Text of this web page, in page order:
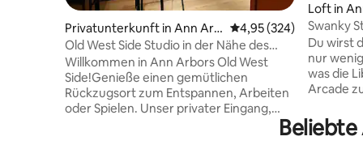
Privatunterkunft in Ann Arb
or
Durchschnittliche
4,95 (324)
Old West Side Studio in der Nähe des
Michigan Stadiums
Willkommen in Ann Arbors Old West
Side!Genieße einen gemütlichen
Rückzugsort zum Entspannen, Arbeiten
oder Spielen. Unser privater Eingang,
Loft in
Swanky
KING-
Du wirst
nur
was die
Arcade
bietet
Design